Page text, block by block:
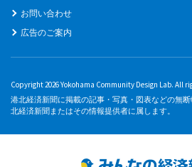
お問い合わせ
広告のご案内
Copyright 2026 Yokohama Community Design Lab. All
港北経済新聞に掲載の記事・写真・図表などの無
北経済新聞またはその情報提供者に属します。